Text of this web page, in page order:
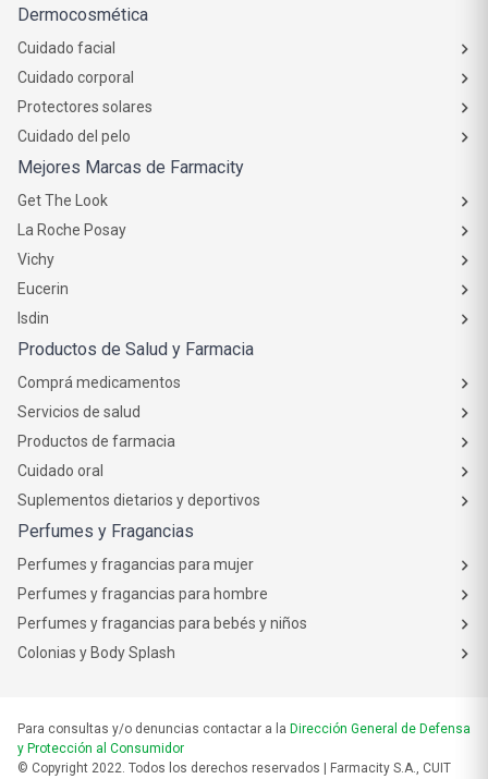
Dermocosmética
Cuidado facial
Cuidado corporal
Protectores solares
Cuidado del pelo
Mejores Marcas de Farmacity
Get The Look
La Roche Posay
Vichy
Eucerin
Isdin
Productos de Salud y Farmacia
Comprá medicamentos
Servicios de salud
Productos de farmacia
Cuidado oral
Suplementos dietarios y deportivos
Perfumes y Fragancias
Perfumes y fragancias para mujer
Perfumes y fragancias para hombre
Perfumes y fragancias para bebés y niños
Colonias y Body Splash
Para consultas y/o denuncias contactar a la Dirección General de Defensa
y Protección al Consumidor
© Copyright 2022. Todos los derechos reservados | Farmacity S.A., CUIT